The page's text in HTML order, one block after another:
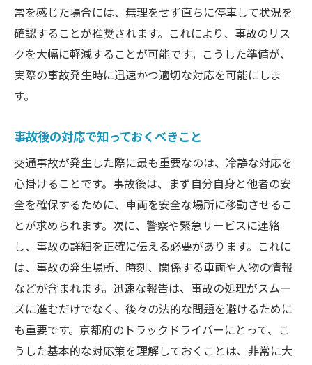
常を感じた場合には、無理をせず直ちに停車して状況を
確認することが推奨されます。これにより、事故のリス
クを大幅に軽減することが可能です。こうした準備が、
実際の事故発生時に迅速かつ適切な対応を可能にしま
す。
事故後の対応で知っておくべきこと
交通事故が発生した際に最も重要なのは、冷静な対応を
心掛けることです。事故後は、まず自分自身と他者の安
全を確保するために、車両を安全な場所に移動させるこ
とが求められます。次に、警察や緊急サービスに連絡
し、事故の詳細を正確に伝える必要があります。これに
は、事故の発生場所、時刻、関係する車両や人物の情報
などが含まれます。迅速な報告は、事故の処理がスムー
ズに進むだけでなく、後々の法的な問題を避けるために
も重要です。京都府のトラックドライバーにとって、こ
うした基本的な対応策を理解しておくことは、非常に大